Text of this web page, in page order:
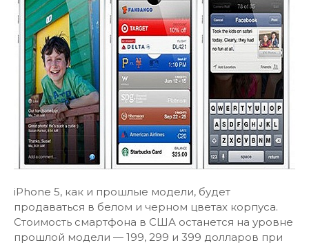
iPhone 5, как и прошлые модели, будет
продаваться в белом и черном цветах корпуса.
Стоимость смартфона в США останется на уровне
прошлой модели — 199, 299 и 399 долларов при